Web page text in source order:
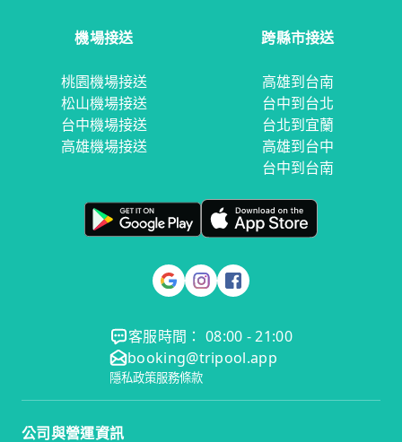
機場接送
桃園機場接送
松山機場接送
台中機場接送
高雄機場接送
跨縣市接送
高雄到台南
台中到台北
台北到宜蘭
高雄到台中
台中到台南
客服時間： 08:00 - 21:00
booking@tripool.app
隱私政策服務條款
公司與營運資訊